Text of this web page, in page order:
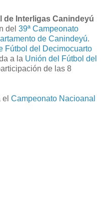
de Interligas Canindeyú
del 39ª Campeonato
de Canindeyú.
Fútbol del Decimocuarto
a la Unión del Fútbol del
de las 8
Campeonato Nacioanal